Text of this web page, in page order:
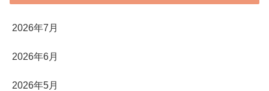
2026年7月
2026年6月
2026年5月